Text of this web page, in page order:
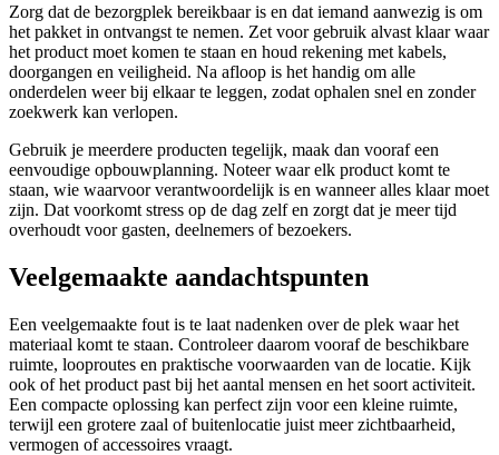
Zorg dat de bezorgplek bereikbaar is en dat iemand aanwezig is om
het pakket in ontvangst te nemen. Zet voor gebruik alvast klaar waar
het product moet komen te staan en houd rekening met kabels,
doorgangen en veiligheid. Na afloop is het handig om alle
onderdelen weer bij elkaar te leggen, zodat ophalen snel en zonder
zoekwerk kan verlopen.
Gebruik je meerdere producten tegelijk, maak dan vooraf een
eenvoudige opbouwplanning. Noteer waar elk product komt te
staan, wie waarvoor verantwoordelijk is en wanneer alles klaar moet
zijn. Dat voorkomt stress op de dag zelf en zorgt dat je meer tijd
overhoudt voor gasten, deelnemers of bezoekers.
Veelgemaakte aandachtspunten
Een veelgemaakte fout is te laat nadenken over de plek waar het
materiaal komt te staan. Controleer daarom vooraf de beschikbare
ruimte, looproutes en praktische voorwaarden van de locatie. Kijk
ook of het product past bij het aantal mensen en het soort activiteit.
Een compacte oplossing kan perfect zijn voor een kleine ruimte,
terwijl een grotere zaal of buitenlocatie juist meer zichtbaarheid,
vermogen of accessoires vraagt.